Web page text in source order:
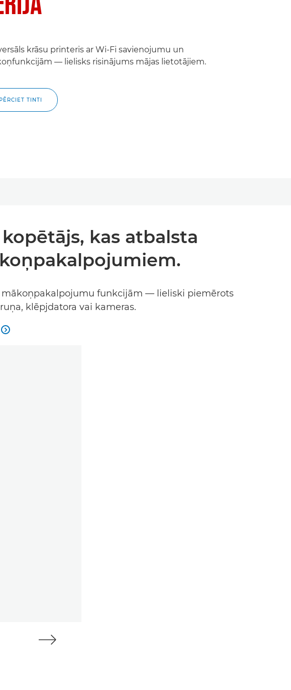
krāsu printeris ar Wi-Fi savienojumu un
— lielisks risinājums mājas lietotājiem.
PĒRCIET TINTI
kas atbalsta
mākoņpakalpojumu funkcijām — lieliski piemērots
klēpjdatora vai kameras.
